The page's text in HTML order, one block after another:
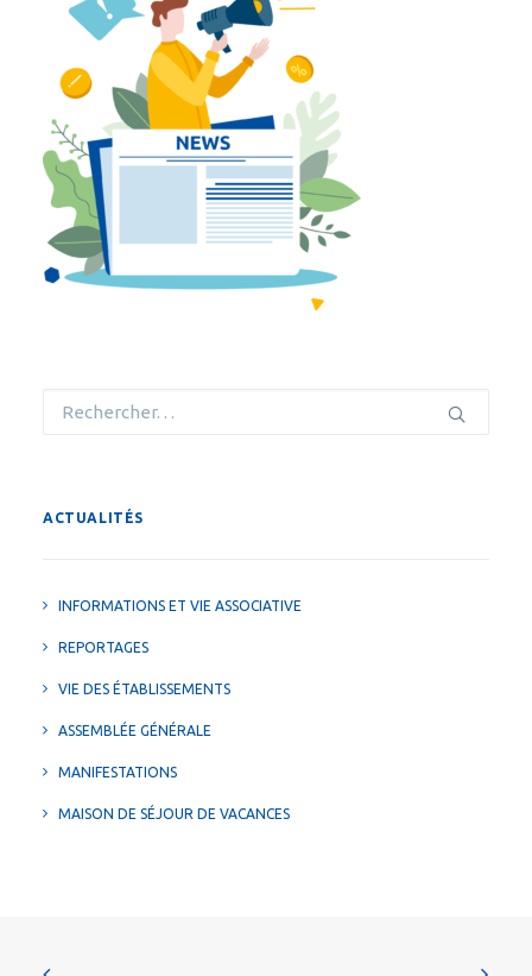
ACTUALITÉS
INFORMATIONS ET VIE ASSOCIATIVE
REPORTAGES
VIE DES ÉTABLISSEMENTS
ASSEMBLÉE GÉNÉRALE
MANIFESTATIONS
MAISON DE SÉJOUR DE VACANCES